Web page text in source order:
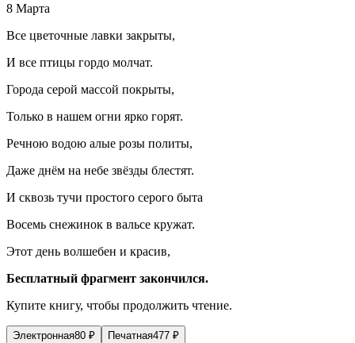
8 Марта
Все цветочные лавки закрыты,
И все птицы гордо молчат.
Города серой массой покрыты,
Только в нашем огни ярко горят.
Речною водою алые розы политы,
Даже днём на небе звёзды блестят.
И сквозь тучи простого серого быта
Восемь снежинок в вальсе кружат.
Этот день волшебен и красив,
Бесплатный фрагмент закончился.
Купите книгу, чтобы продолжить чтение.
Электронная80 ₽ Печатная477 ₽